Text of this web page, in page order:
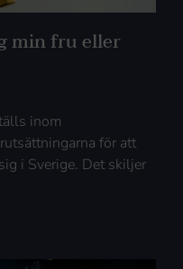
min fru eller
inom
för att
i Sverige. Det skiljer